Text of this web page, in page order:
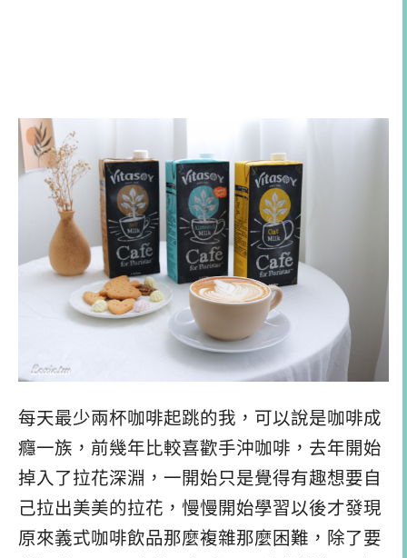
每天最少兩杯咖啡起跳的我，可以說是咖啡成
癮一族，前幾年比較喜歡手沖咖啡，去年開始
掉入了拉花深淵，一開始只是覺得有趣想要自
己拉出美美的拉花，慢慢開始學習以後才發現
原來義式咖啡飲品那麼複雜那麼困難，除了要